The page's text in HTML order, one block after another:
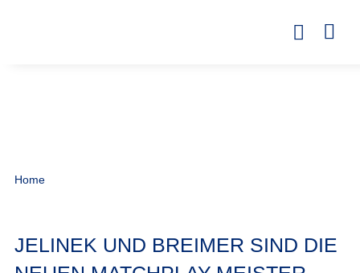
Home
JELINEK UND BREIMER SIND DIE